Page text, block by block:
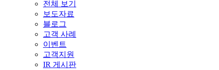
전체 보기
보도자료
블로그
고객 사례
이벤트
고객지원
IR 게시판